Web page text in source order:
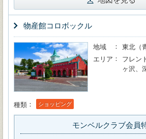
物産館コロボックル
地域
東北（
エリア
フレン
ヶ沢、
種類 ショッピング
モンベルクラブ会員